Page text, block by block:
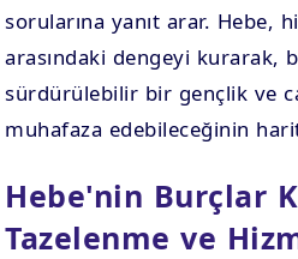
sorularına yanıt arar. Hebe,
arasındaki dengeyi kurarak,
sürdürülebilir bir gençlik ve
muhafaza edebileceğinin
Hebe'nin Burçlar
Tazelenme ve